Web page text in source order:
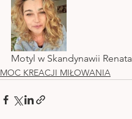
Motyl w Skandynawii
MOC KREACJI MIŁOWANIA